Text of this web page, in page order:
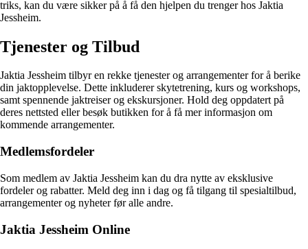
triks, kan du være sikker på å få den hjelpen du trenger hos Jaktia
Jessheim.
Tjenester og Tilbud
Jaktia Jessheim tilbyr en rekke tjenester og arrangementer for å berike
din jaktopplevelse. Dette inkluderer skytetrening, kurs og workshops,
samt spennende jaktreiser og ekskursjoner. Hold deg oppdatert på
deres nettsted eller besøk butikken for å få mer informasjon om
kommende arrangementer.
Medlemsfordeler
Som medlem av Jaktia Jessheim kan du dra nytte av eksklusive
fordeler og rabatter. Meld deg inn i dag og få tilgang til spesialtilbud,
arrangementer og nyheter før alle andre.
Jaktia Jessheim Online